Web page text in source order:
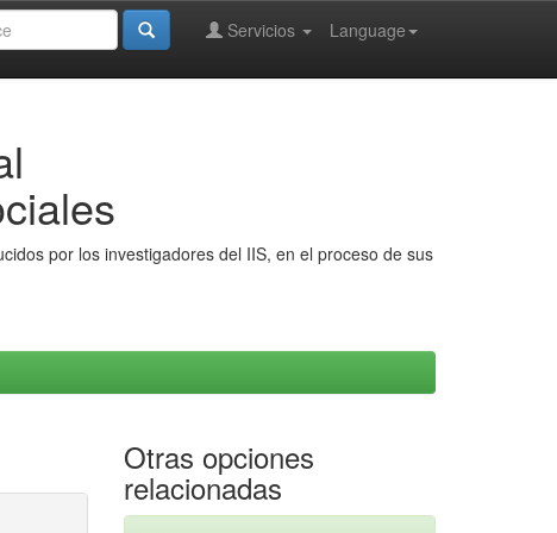
Language
Servicios
por los investigadores del IIS, en el proceso de sus
Otras opciones
relacionadas